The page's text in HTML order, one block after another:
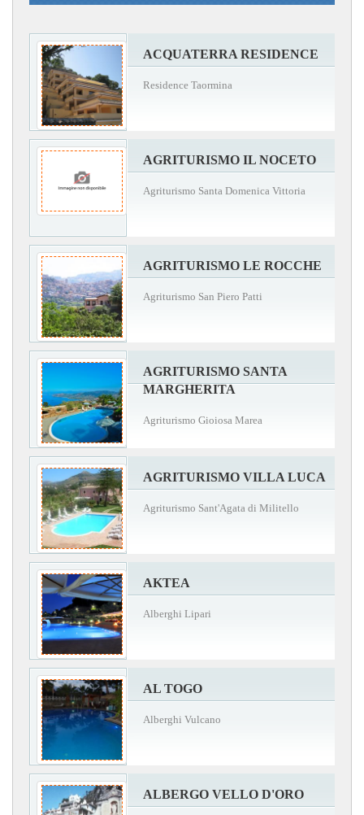
ACQUATERRA RESIDENCE
Residence Taormina
AGRITURISMO IL NOCETO
Agriturismo Santa Domenica Vittoria
AGRITURISMO LE ROCCHE
Agriturismo San Piero Patti
AGRITURISMO SANTA
MARGHERITA
Agriturismo Gioiosa Marea
AGRITURISMO VILLA LUCA
Agriturismo Sant'Agata di Militello
AKTEA
Alberghi Lipari
AL TOGO
Alberghi Vulcano
ALBERGO VELLO D'ORO